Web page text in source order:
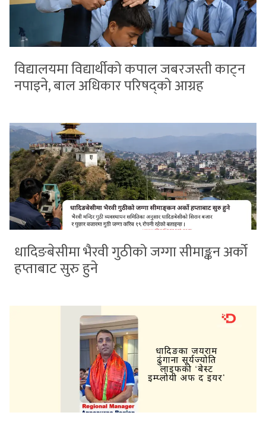
विद्यालयमा विद्यार्थीको कपाल जबरजस्ती काट्न
नपाइने, बाल अधिकार परिषद्को आग्रह
धादिङबेसीमा भैरवी गुठीको जग्गा सीमाङ्कन अर्को
हप्ताबाट सुरु हुने